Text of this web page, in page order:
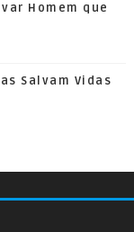
Homem que
Salvam Vidas